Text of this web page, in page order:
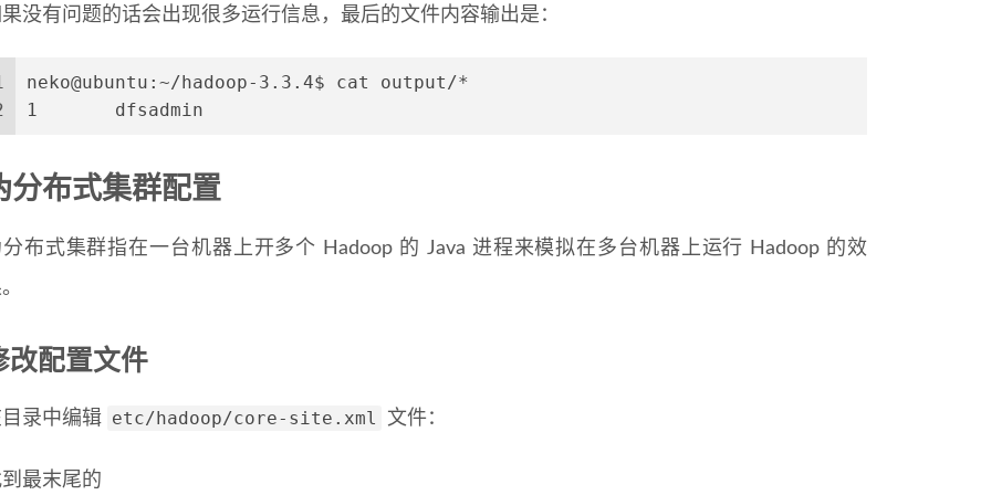
没有问题的话会出现很多运行信息，最后的文件内容输出是：
neko@ubuntu:~/hadoop-3.3.4$ cat output/*
1       dfsadmin
分布式集群配置
布式集群指在一台机器上开多个 Hadoop 的 Java 进程来模拟在多台机器上运行 Hadoop 的效
改配置文件
录中编辑 etc/hadoop/core-site.xml 文件：
最末尾的